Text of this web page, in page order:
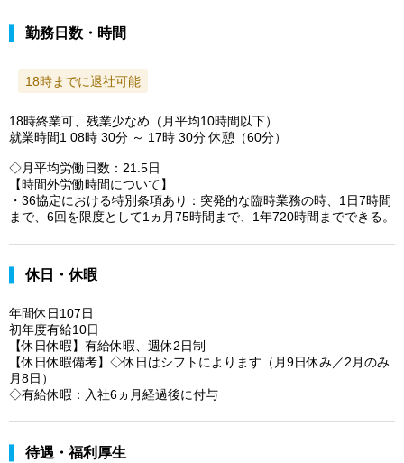
勤務日数・時間
18時までに退社可能
18時終業可、残業少なめ（月平均10時間以下）
就業時間1 08時 30分 ～ 17時 30分 休憩（60分）
◇月平均労働日数：21.5日
【時間外労働時間について】
・36協定における特別条項あり：突発的な臨時業務の時、1日7時間
まで、6回を限度として1ヵ月75時間まで、1年720時間までできる。
休日・休暇
年間休日107日
初年度有給10日
【休日休暇】有給休暇、週休2日制
【休日休暇備考】◇休日はシフトによります（月9日休み／2月のみ
月8日）
◇有給休暇：入社6ヵ月経過後に付与
待遇・福利厚生